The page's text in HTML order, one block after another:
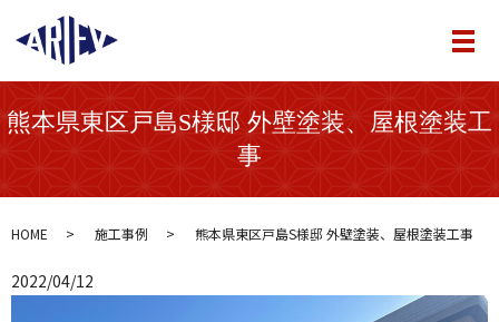
メ
熊本県東区戸島S様邸 外壁塗装、屋根塗装工
事
HOME 施工事例 熊本県東区戸島S様邸 外壁塗装、屋根塗装工事
2022/04/12